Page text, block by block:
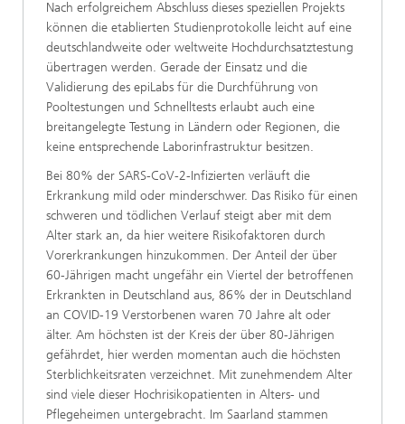
Nach erfolgreichem Abschluss dieses speziellen Projekts
können die etablierten Studienprotokolle leicht auf eine
deutschlandweite oder weltweite Hochdurchsatztestung
übertragen werden. Gerade der Einsatz und die
Validierung des epiLabs für die Durchführung von
Pooltestungen und Schnelltests erlaubt auch eine
breitangelegte Testung in Ländern oder Regionen, die
keine entsprechende Laborinfrastruktur besitzen.
Bei 80% der SARS-CoV-2-Infizierten verläuft die
Erkrankung mild oder minderschwer. Das Risiko für einen
schweren und tödlichen Verlauf steigt aber mit dem
Alter stark an, da hier weitere Risikofaktoren durch
Vorerkrankungen hinzukommen. Der Anteil der über
60-Jährigen macht ungefähr ein Viertel der betroffenen
Erkrankten in Deutschland aus, 86% der in Deutschland
an COVID-19 Verstorbenen waren 70 Jahre alt oder
älter. Am höchsten ist der Kreis der über 80-Jährigen
gefährdet, hier werden momentan auch die höchsten
Sterblichkeitsraten verzeichnet. Mit zunehmendem Alter
sind viele dieser Hochrisikopatienten in Alters- und
Pflegeheimen untergebracht. Im Saarland stammen